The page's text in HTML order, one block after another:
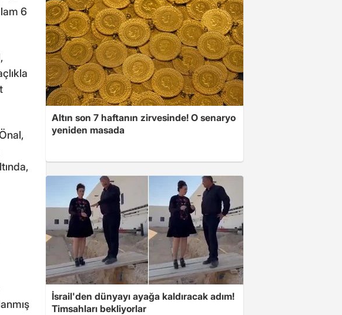
6
Altın son 7 haftanın zirvesinde! O senaryo
yeniden masada
İsrail'den dünyayı ayağa kaldıracak adım!
Timsahları bekliyorlar